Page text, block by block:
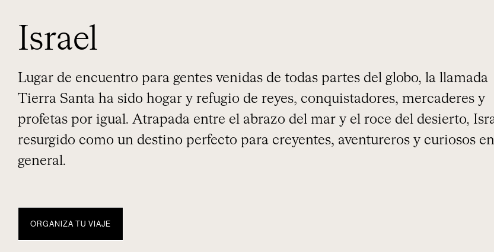
Israel
Lugar de encuentro para gentes venidas de todas partes del globo, la llamada
Tierra Santa ha sido hogar y refugio de reyes, conquistadores, mercaderes y
profetas por igual. Atrapada entre el abrazo del mar y el roce del desierto,
resurgido como un destino perfecto para creyentes, aventureros y curiosos en
general.
ORGANIZA TU VIAJE